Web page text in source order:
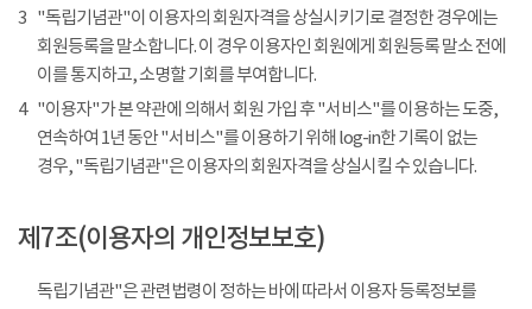
3 "독립기념관"이 이용자의 회원자격을 상실시키기로 결정한 경우에는
회원등록을 말소합니다. 이 경우 이용자인 회원에게 회원등록 말소 전에
이를 통지하고, 소명할 기회를 부여합니다.
4
"이용자"가 본 약관에 의해서 회원 가입 후 "서비스"를 이용하는 도중,
연속하여 1년 동안 "서비스"를 이용하기 위해 log-in한 기록이 없는
경우, "독립기념관"은 이용자의 회원자격을 상실시킬 수 있습니다.
제7조(이용자의 개인정보보호)
독립기념관"은 관련법령이 정하는 바에 따라서 이용자 등록정보를